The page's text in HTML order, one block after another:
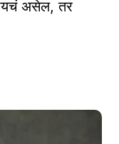
असेल, तर